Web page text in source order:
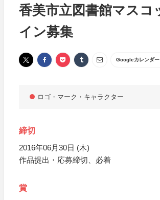
香美市立図書館マス
イン募集
Googleカレンダ
ロゴ・マーク・キャラクター
締切
2016年06月30日 (木)
作品提出・応募締切、必着
賞